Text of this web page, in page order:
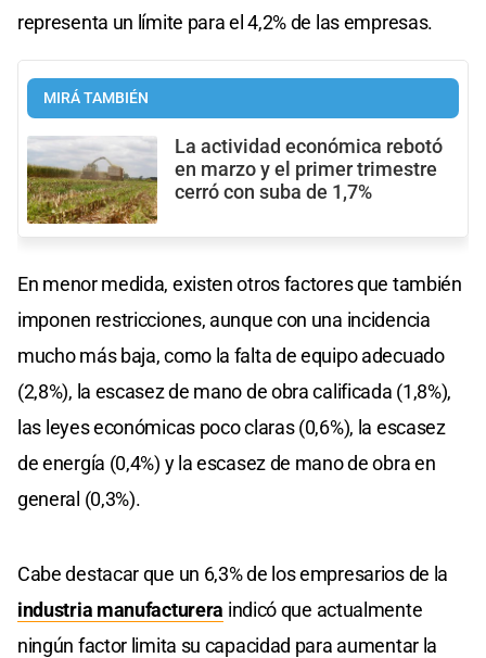
representa un límite para el 4,2% de las empresas.
MIRÁ TAMBIÉN
La actividad económica rebotó
en marzo y el primer trimestre
cerró con suba de 1,7%
En menor medida, existen otros factores que también
imponen restricciones, aunque con una incidencia
mucho más baja, como la falta de equipo adecuado
(2,8%), la escasez de mano de obra calificada (1,8%),
las leyes económicas poco claras (0,6%), la escasez
de energía (0,4%) y la escasez de mano de obra en
general (0,3%).
Cabe destacar que un 6,3% de los empresarios de la
industria manufacturera indicó que actualmente
ningún factor limita su capacidad para aumentar la